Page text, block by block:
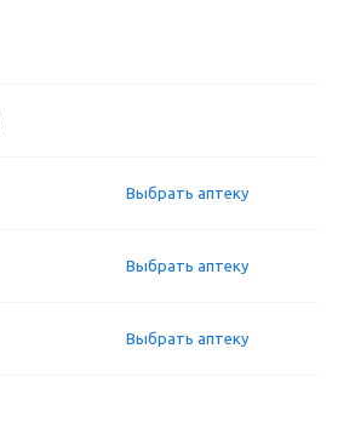
Выбрать аптеку
Выбрать аптеку
Выбрать аптеку